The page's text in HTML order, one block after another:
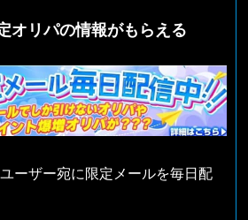
オリパの情報がもらえる
ーザー宛に限定メールを毎日配